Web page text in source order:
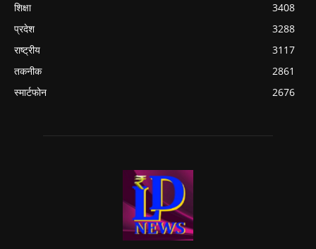
शिक्षा
3408
प्रदेश
3288
राष्ट्रीय
3117
तकनीक
2861
स्मार्टफोन
2676